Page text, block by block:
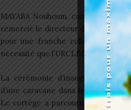
MAYABA Nouhoum, conseiller
remercié le directeur de
pour une franche collaboration
nécessité que l’URCLEC
La cérémonie d’inauguration a
d’une caravane dans les artères
Le cortège a parcouru Ketao,